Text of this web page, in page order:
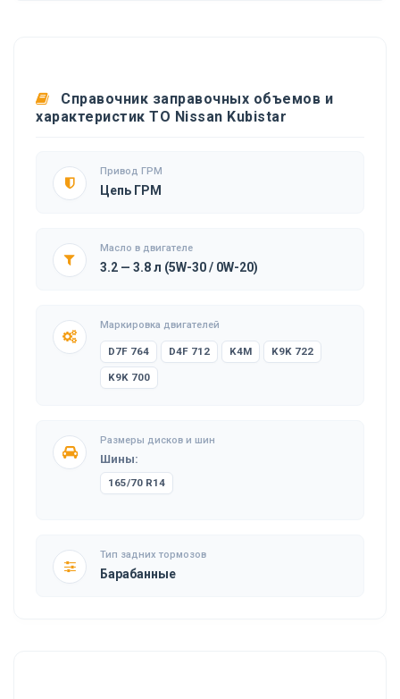
Справочник заправочных объемов и
характеристик ТО Nissan Kubistar
Привод ГРМ
Цепь ГРМ
Масло в двигателе
3.2 — 3.8 л (5W-30 / 0W-20)
Маркировка двигателей
D7F 764 D4F 712 K4M K9K 722
K9K 700
Размеры дисков и шин
Шины:
165/70 R14
Тип задних тормозов
Барабанные